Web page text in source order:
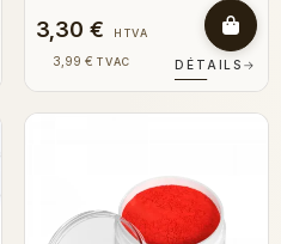
3,30 € HTVA
3,99 € TVAC DÉTAILS →